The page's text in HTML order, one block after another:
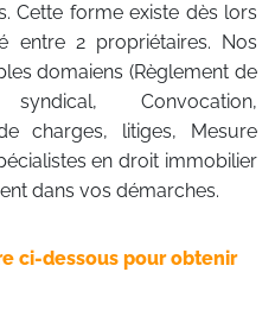
Cette forme existe dès lors
entre 2 propriétaires. Nos
domaiens (Règlement de
Convocation,
charges, litiges, Mesure
en droit immobilier
dans vos démarches.
ci-dessous pour obtenir